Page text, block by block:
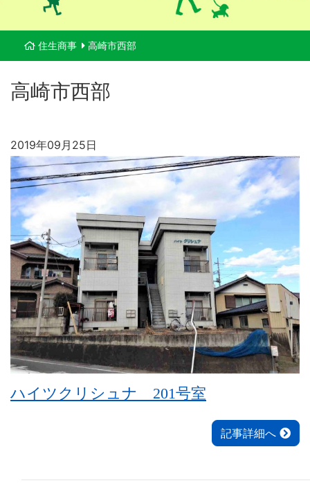
住生商事 高崎市西部
高崎市西部
2019年09月25日
ハイツクリシュナ 201号室
記事詳細へ